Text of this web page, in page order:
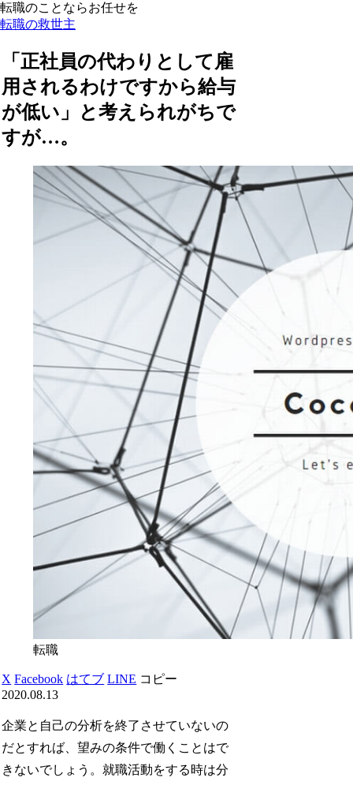
転職のことならお任せを
転職の救世主
「正社員の代わりとして雇
用されるわけですから給与
が低い」と考えられがちで
すが…。
転職
X Facebook はてブ LINE コピー
2020.08.13
企業と自己の分析を終了させていないの
だとすれば、望みの条件で働くことはで
きないでしょう。就職活動をする時は分